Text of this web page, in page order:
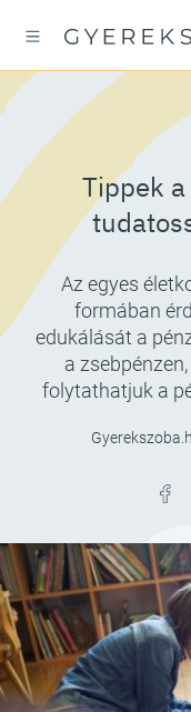
Tippek
Az egyes
formában
edukálását a
a
folytathatjuk a